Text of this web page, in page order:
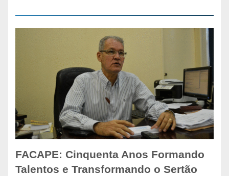
FACAPE: Cinquenta Anos Formando
Talentos e Transformando o Sertão